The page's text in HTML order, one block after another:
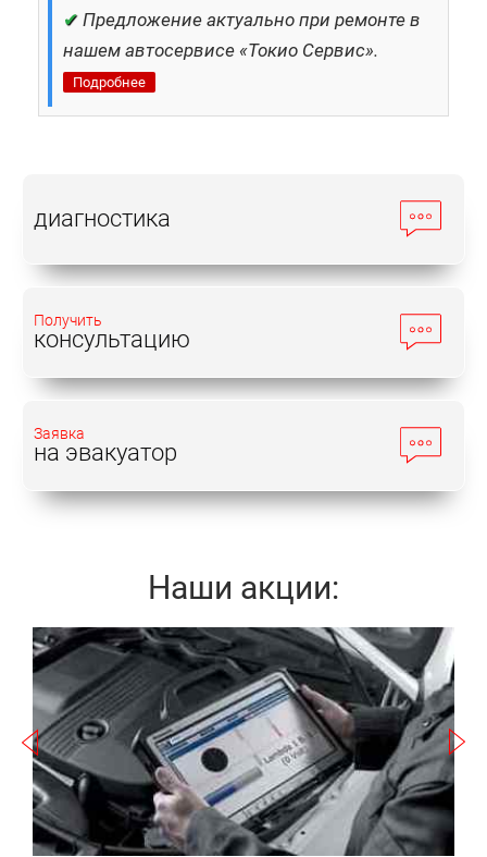
✔ Предложение актуально при ремонте в
нашем автосервисе «Токио Сервис».
Подробнее
диагностика
Получить
консультацию
Заявка
на эвакуатор
Наши акции:
Записаться